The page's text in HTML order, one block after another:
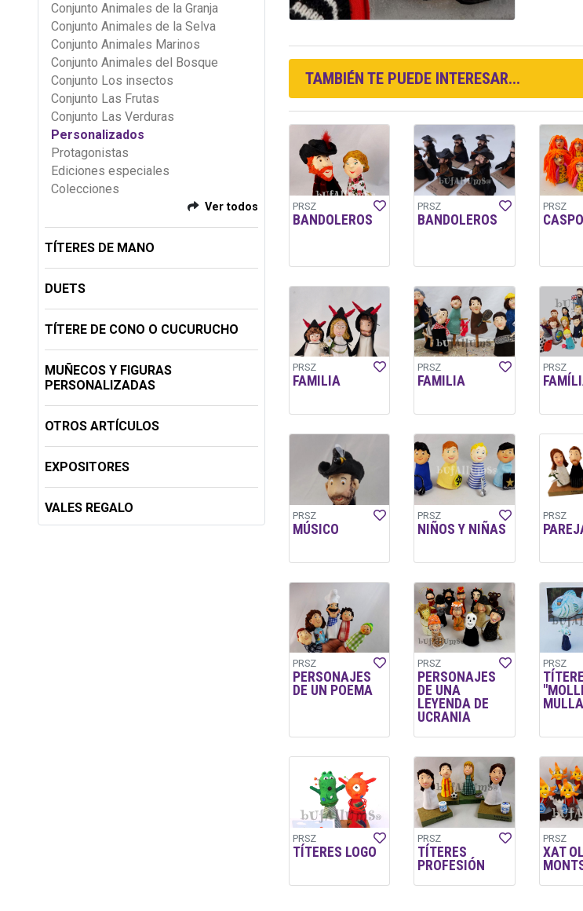
Conjunto Animales de la Granja
Conjunto Animales de la Selva
Conjunto Animales Marinos
Conjunto Animales del Bosque
Conjunto Los insectos
Conjunto Las Frutas
Conjunto Las Verduras
Personalizados
Protagonistas
Ediciones especiales
Colecciones
Ver todos
TÍTERES DE MANO
DUETS
TÍTERE DE CONO O CUCURUCHO
MUÑECOS Y FIGURAS
PERSONALIZADAS
OTROS ARTÍCULOS
EXPOSITORES
VALES REGALO
TAMBIÉN TE PUEDE INTERESAR...
PRSZ
BANDOLEROS
PRSZ
BANDOLEROS
PRSZ
PRSZ
FAMILIA
PRSZ
FAMILIA
PRSZ
PRSZ
MÚSICO
PRSZ
NIÑOS Y NIÑAS
PRSZ
PRSZ
PERSONAJES
DE UN POEMA
PRSZ
PERSONAJES
DE UNA
LEYENDA DE
UCRANIA
PRSZ
TÍTERE
PRSZ
TÍTERES LOGO
PRSZ
TÍTERES
PROFESIÓN
PRSZ
XAT